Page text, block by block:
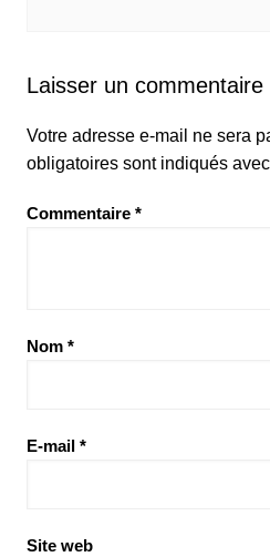
Laisser un commentaire
Votre adresse e-mail ne sera
obligatoires sont indiqués avec
Commentaire *
Nom *
E-mail *
Site web